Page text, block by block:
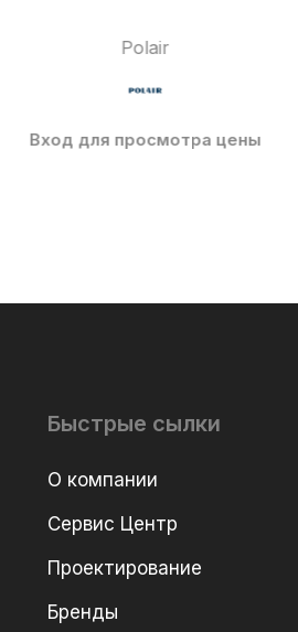
Polair
Вход для просмотра цены
Быстрые сылки
О компании
Сервис Центр
Проектирование
Бренды